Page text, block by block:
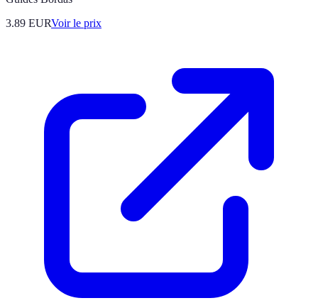
3.89 EURVoir le prix